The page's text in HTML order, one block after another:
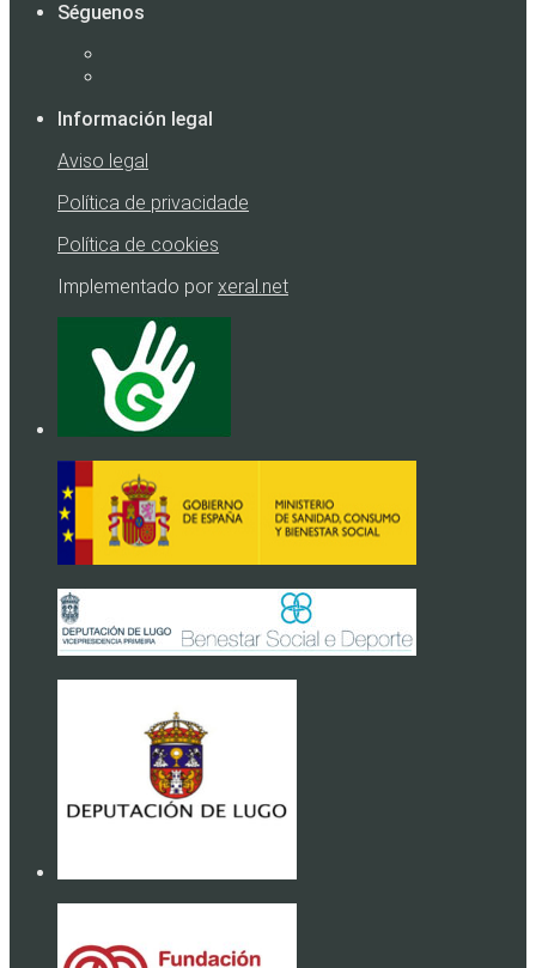
Séguenos
Información legal
Aviso legal
Política de privacidade
Política de cookies
Implementado por xeral.net